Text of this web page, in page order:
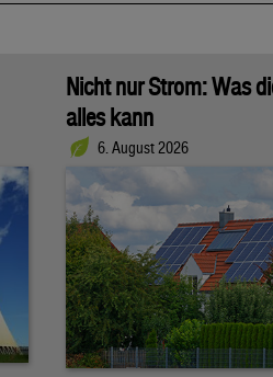
Nicht nur Strom: Was
alles kann
6. August 2026